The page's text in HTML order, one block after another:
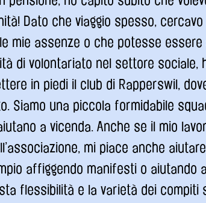
Dato che viaggio spesso, cercavo
mie assenze o che potesse
di volontariato nel settore sociale,
in piedi il club di Rapperswil,
Siamo una piccola formidabile
a vicenda. Anche se il mio
mi piace anche
affiggendo manifesti o aiutando
flessibilità e la varietà dei compiti